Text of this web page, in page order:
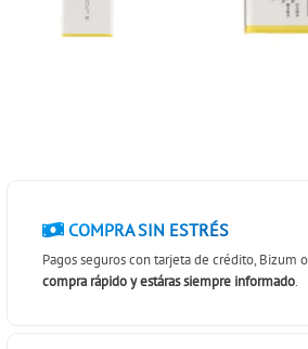
COMPRA SIN ESTRÉS
Pagos seguros con tarjeta de crédito, Bizum
compra rápido y estáras siempre informado.